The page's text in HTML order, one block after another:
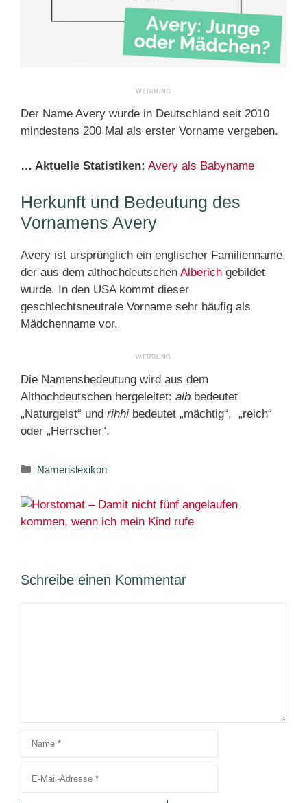
Der Name Avery wurde in Deutschland seit 2010
mindestens 200 Mal als erster Vorname vergeben.
… Aktuelle Statistiken: Avery als Babyname
Herkunft und Bedeutung des
Vornamens Avery
Avery ist ursprünglich ein englischer Familienname,
der aus dem althochdeutschen Alberich gebildet
wurde. In den USA kommt dieser
geschlechtsneutrale Vorname sehr häufig als
Mädchenname vor.
Die Namensbedeutung wird aus dem
Althochdeutschen hergeleitet: alb bedeutet
„Naturgeist“ und rihhi bedeutet „mächtig“, „reich“
oder „Herrscher“.
Kategorien
Namenslexikon
Schreibe einen Kommentar
Name